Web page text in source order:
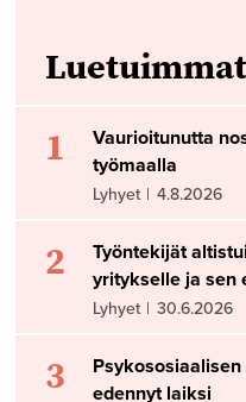
Luetuimmat
1
Vaurioitunutta
työmaalla
Lyhyet | 4.8.2026
2
Työntekijät
yritykselle ja sen
Lyhyet | 30.6.2026
3
edennyt laiksi